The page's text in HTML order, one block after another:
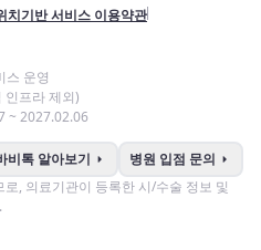
치기반 서비스 이용약관
스 운영
인프라 제외)
~ 2027.02.06
비톡 알아보기 arrow_right 병원 입점 문의 arrow_right
, 의료기관이 등록한 시/수술 정보 및